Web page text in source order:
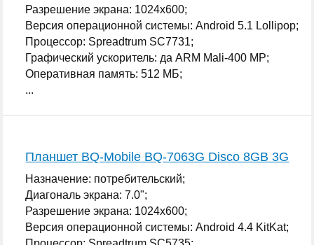
Разрешение экрана: 1024x600;
Версия операционной системы: Android 5.1 Lollipop;
Процессор: Spreadtrum SC7731;
Графический ускоритель: да ARM Mali-400 MP;
Оперативная память: 512 МБ;
...
Планшет BQ-Mobile BQ-7063G Disco 8GB 3G
Назначение: потребительский;
Диагональ экрана: 7.0";
Разрешение экрана: 1024x600;
Версия операционной системы: Android 4.4 KitKat;